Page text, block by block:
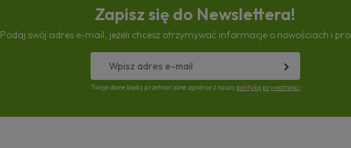
Zapisz się do Newslettera!
Podaj swój adres e-mail, jeżeli chcesz otrzymywać informacje o nowościach i
Twoje dane będą przetwarzane zgodnie z naszą polityką prywatności